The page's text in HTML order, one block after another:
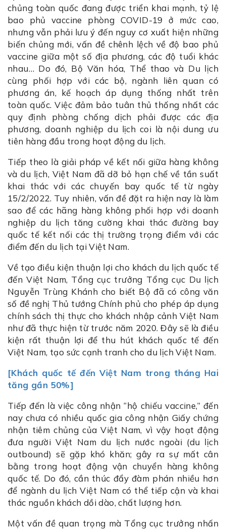
chủng toàn quốc đang được triển khai mạnh, tỷ lệ
bao phủ vaccine phòng COVID-19 ở mức cao,
nhưng vẫn phải lưu ý đến nguy cơ xuất hiện những
biến chủng mới, vấn đề chênh lệch về độ bao phủ
vaccine giữa một số địa phương, các độ tuổi khác
nhau… Do đó, Bộ Văn hóa, Thể thao và Du lịch
cùng phối hợp với các bộ, ngành liên quan có
phương án, kế hoạch áp dụng thống nhất trên
toàn quốc. Việc đảm bảo tuân thủ thống nhất các
quy định phòng chống dịch phải được các địa
phương, doanh nghiệp du lịch coi là nội dung ưu
tiên hàng đầu trong hoạt động du lịch.
Tiếp theo là giải pháp về kết nối giữa hàng không
và du lịch, Việt Nam đã dỡ bỏ hạn chế về tần suất
khai thác với các chuyến bay quốc tế từ ngày
15/2/2022. Tuy nhiên, vấn đề đặt ra hiện nay là làm
sao để các hãng hàng không phối hợp với doanh
nghiệp du lịch tăng cường khai thác đường bay
quốc tế kết nối các thị trường trọng điểm với các
điểm đến du lịch tại Việt Nam.
Về tạo điều kiện thuận lợi cho khách du lịch quốc tế
đến Việt Nam, Tổng cục trưởng Tổng cục Du lịch
Nguyễn Trùng Khánh cho biết Bộ đã có công văn
số đề nghị Thủ tướng Chính phủ cho phép áp dụng
chính sách thị thực cho khách nhập cảnh Việt Nam
như đã thực hiện từ trước năm 2020. Đây sẽ là điều
kiện rất thuận lợi để thu hút khách quốc tế đến
Việt Nam, tạo sức cạnh tranh cho du lịch Việt Nam.
[Khách quốc tế đến Việt Nam trong tháng Hai
tăng gần 50%]
Tiếp đến là việc công nhận “hộ chiếu vaccine,” đến
nay chưa có nhiều quốc gia công nhận Giấy chứng
nhận tiêm chủng của Việt Nam, vì vậy hoạt động
đưa người Việt Nam du lịch nước ngoài (du lịch
outbound) sẽ gặp khó khăn; gây ra sự mất cân
bằng trong hoạt động vận chuyển hàng không
quốc tế. Do đó, cần thúc đẩy đàm phán nhiều hơn
để ngành du lịch Việt Nam có thể tiếp cận và khai
thác nguồn khách dồi dào, chất lượng hơn.
Một vấn đề quan trọng mà Tổng cục trưởng nhấn